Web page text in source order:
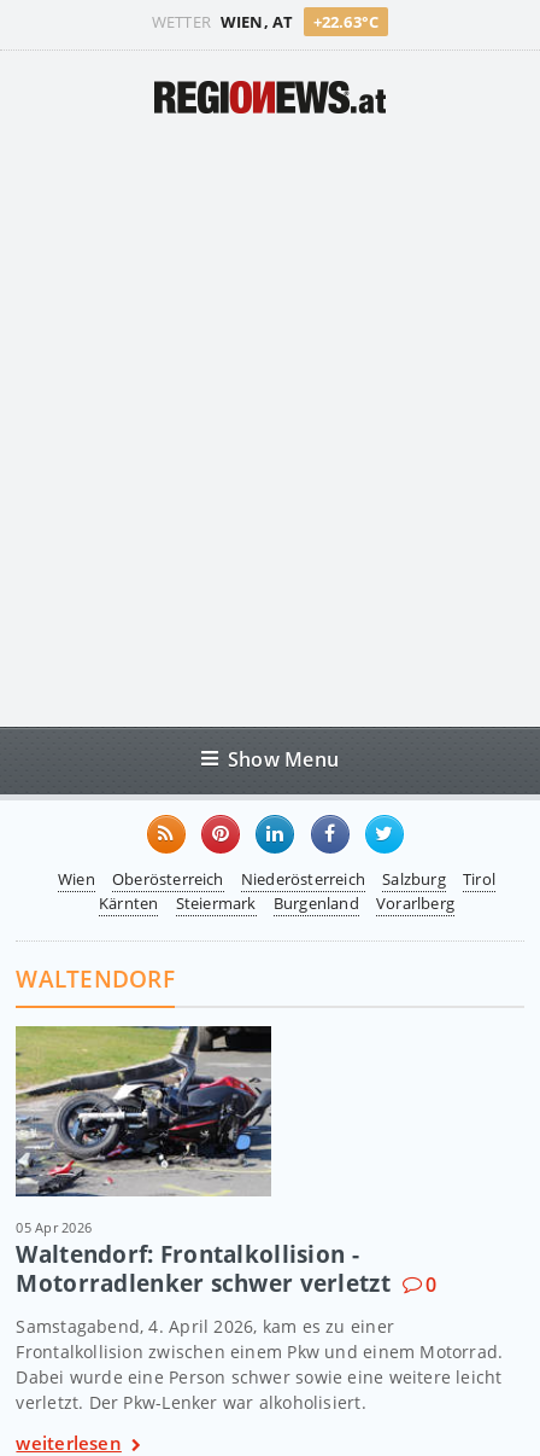
WETTER WIEN, AT +22.63°C
Show Menu
Wien Oberösterreich Niederösterreich Salzburg
Tirol
Kärnten
Steiermark Burgenland Vorarlberg
WALTENDORF
05 Apr 2026
Waltendorf: Frontalkollision -
Motorradlenker schwer verletzt
0
Samstagabend, 4. April 2026, kam es zu einer
Frontalkollision zwischen einem Pkw und einem Motorrad.
Dabei wurde eine Person schwer sowie eine weitere leicht
verletzt. Der Pkw-Lenker war alkoholisiert.
weiterlesen